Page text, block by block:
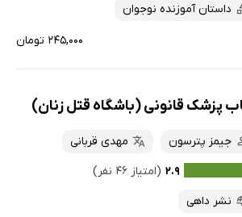
داستان آموزنده نوجوان
۲۴۵,۰۰۰ تومان
پزشک قانونی (باشگاه قتل زنان)
جیمز پترسون
مهدی قربانی
۲.۹ (امتیاز ۴۶ نفر)
نشر داهی